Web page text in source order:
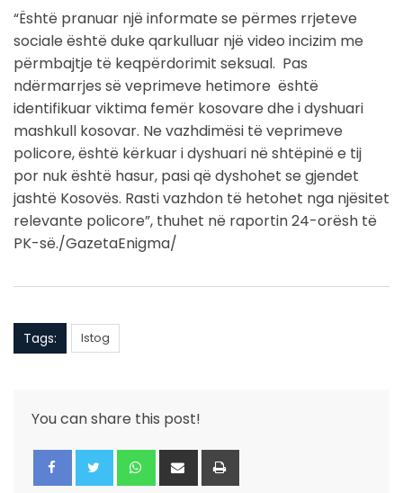
“Është pranuar një informate se përmes rrjeteve
sociale është duke qarkulluar një video incizim me
përmbajtje të keqpërdorimit seksual. Pas
ndërmarrjes së veprimeve hetimore është
identifikuar viktima femër kosovare dhe i dyshuari
mashkull kosovar. Ne vazhdimësi të veprimeve
policore, është kërkuar i dyshuari në shtëpinë e tij
por nuk është hasur, pasi që dyshohet se gjendet
jashtë Kosovës. Rasti vazhdon të hetohet nga njësitet
relevante policore”, thuhet në raportin 24-orësh të
PK-së./GazetaEnigma/
Tags: Istog
You can share this post!
Whatsapp
Share
via